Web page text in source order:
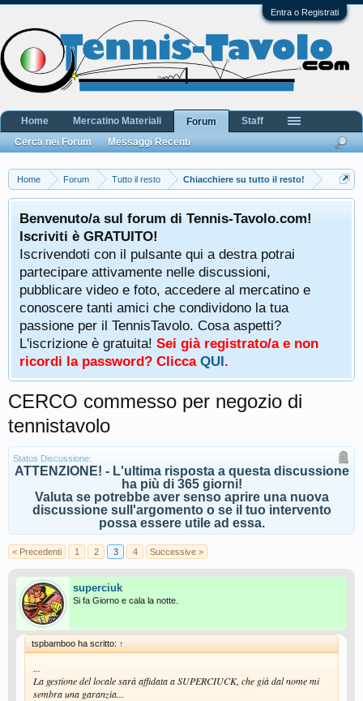
Entra o Registrati
Home Forum Tutto il resto Chiacchiere su tutto il resto!
Benvenuto/a sul forum di Tennis-Tavolo.com!
Iscriviti è GRATUITO!
Iscrivendoti con il pulsante qui a destra potrai
partecipare attivamente nelle discussioni,
pubblicare video e foto, accedere al mercatino e
conoscere tanti amici che condividono la tua
passione per il TennisTavolo. Cosa aspetti?
L'iscrizione è gratuita! Sei già registrato/a e non
ricordi la password? Clicca QUI.
CERCO commesso per negozio di
tennistavolo
Status Discussione:
ATTENZIONE! - L'ultima risposta a questa discussione
ha più di 365 giorni!
Valuta se potrebbe aver senso aprire una nuova
discussione sull'argomento o se il tuo intervento
possa essere utile ad essa.
< Precedenti 1 2 3 4 Successive >
superciuk
Si fa Giorno e cala la notte.
tspbamboo ha scritto: ↑
...
La gestione del locale sarà affidata a SUPERCIUCK, che già dal nome mi
sembra una garanzia...
Home Mercatino Materiali
Forum
Cerca nei Forum
Messaggi Recenti
Staff